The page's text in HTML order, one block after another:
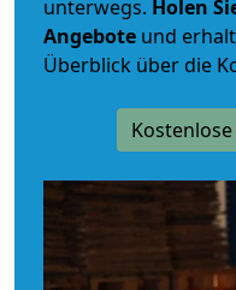
unterwegs. Holen
Angebote und
Überblick über die